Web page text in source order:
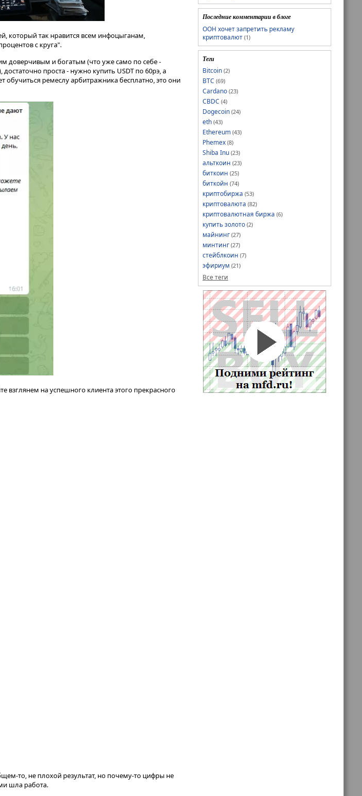
который так нравится всем инфоцыганам,
с круга".
доверчивым и богатым (что уже само по себе -
проста - нужно купить USDT по 60рэ, а
обучиться ремеслу арбитражника бесплатно, это они
взглянем на успешного клиента этого прекрасного
то, не плохой результат, но почему-то цифры не
шла работа.
Последние комментарии в блоге
ООН хочет запретить рекламу
криптовалют (1)
Теги
Bitcoin (2)
BTC (69)
Cardano (23)
CBDC (4)
Dogecoin (24)
eth (43)
Ethereum (43)
Phemex (8)
Shiba Inu (23)
альткоин (23)
биткоин (25)
биткойн (74)
криптобиржа (53)
криптовалюта (82)
криптовалютная биржа (6)
купить золото (2)
майнинг (27)
минтинг (27)
стейблкоин (7)
эфириум (21)
Все теги